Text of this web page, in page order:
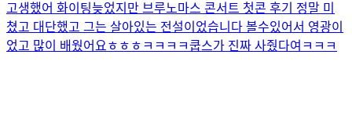
고생했어 화이팅늦었지만 브루노마스 콘서트 첫콘 후기 정말 미
쳤고 대단했고 그는 살아있는 전설이었습니다 볼수있어서 영광이
었고 많이 배웠어요ㅎㅎㅎ ㅋㅋㅋㅋ쿱스가 진짜 사줬다여ㅋㅋㅋ